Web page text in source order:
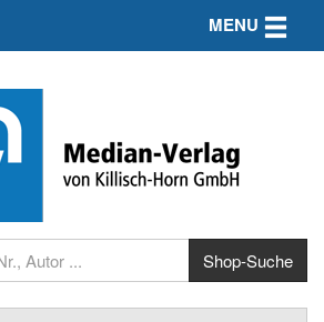
MENU Toggle